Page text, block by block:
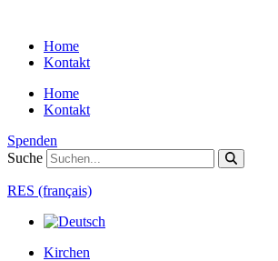
springenHome
Kontakt
Home
Kontakt
Spenden
Suche
RES (français)
Kirchen